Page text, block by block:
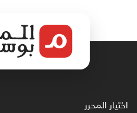
اختيار المحرر